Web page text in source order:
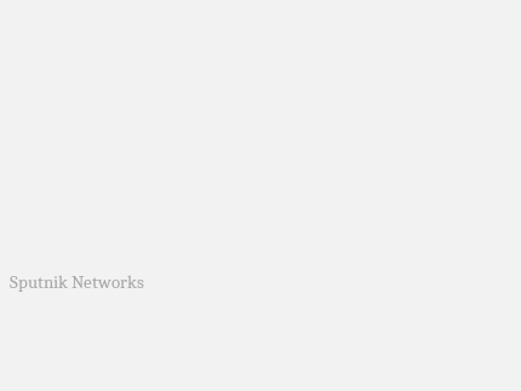
Sputnik Networks